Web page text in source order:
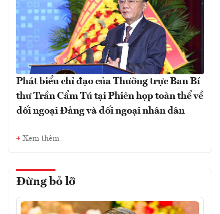
Phát biểu chỉ đạo của Thường trực Ban Bí
thư Trần Cẩm Tú tại Phiên họp toàn thể về
đối ngoại Đảng và đối ngoại nhân dân
Xem thêm
Đừng bỏ lỡ